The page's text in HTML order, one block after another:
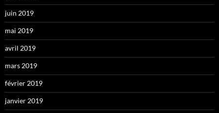
juin 2019
mai 2019
avril 2019
mars 2019
février 2019
janvier 2019